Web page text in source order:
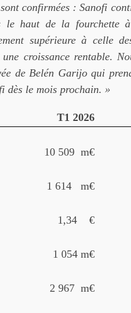
confirmées : Sanofi
le haut de la fourchette
supérieure à celle
croissance rentable.
de Belén Garijo qui
dès le mois prochain. »
T1 2026
10 509 m€
1 614 m€
1,34 €
1 054 m€
2 967 m€